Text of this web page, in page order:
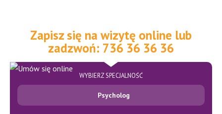
Zapisz się na wizytę online lub
zadzwoń: 736 36 36 36
WYBIERZ SPECJALNOŚĆ
Psycholog